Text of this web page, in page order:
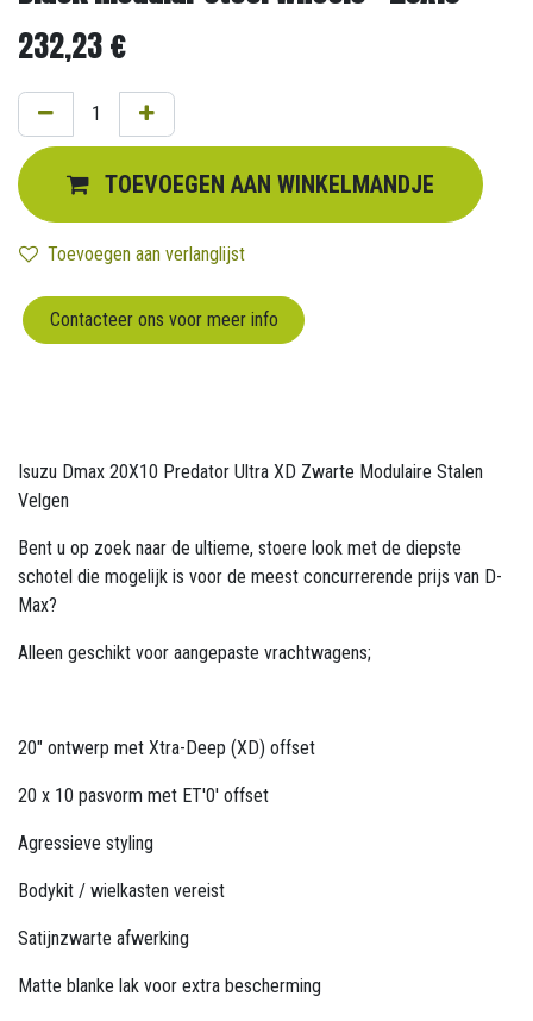
232,23€
TOEVOEGEN AAN WINKELMANDJE
Toevoegen aan verlanglijst
Contacteer ons voor meer info
Isuzu Dmax 20X10 Predator Ultra XD Zwarte Modulaire Stalen
Velgen
Bent u op zoek naar de ultieme, stoere look met de diepste
schotel die mogelijk is voor de meest concurrerende prijs van D-
Max?
Alleen geschikt voor aangepaste vrachtwagens;
20" ontwerp met Xtra-Deep (XD) offset
20 x 10 pasvorm met ET'0' offset
Agressieve styling
Bodykit / wielkasten vereist
Satijnzwarte afwerking
Matte blanke lak voor extra bescherming